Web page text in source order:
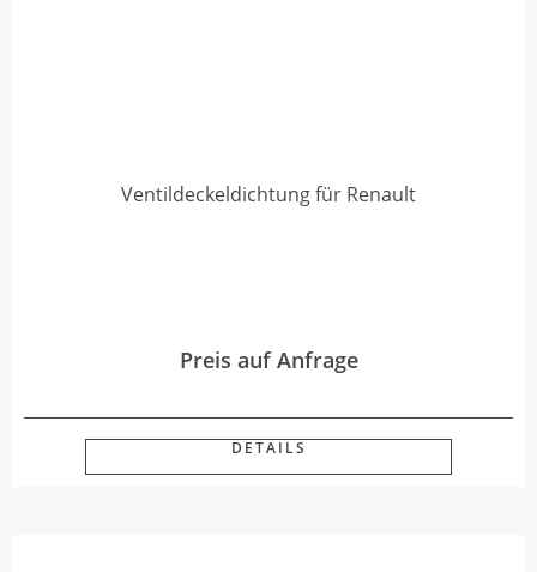
Ventildeckeldichtung für Renault
Preis auf Anfrage
DETAILS